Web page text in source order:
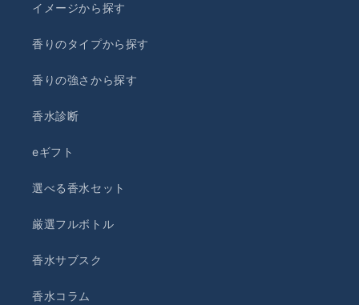
イメージから探す
香りのタイプから探す
香りの強さから探す
香水診断
eギフト
選べる香水セット
厳選フルボトル
香水サブスク
香水コラム